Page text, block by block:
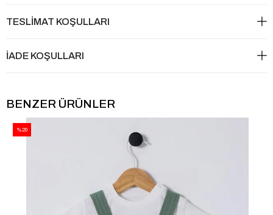
TESLİMAT KOŞULLARI
İADE KOŞULLARI
BENZER ÜRÜNLER
%20